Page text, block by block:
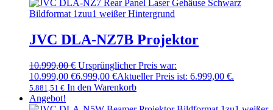
JVC DLA-NZ7B Projektor
10.999,00€ Ursprünglicher Preis war:
10.999,00 €6.999,00 €Aktueller Preis ist: 6.999,00 €.
5.881,51 € In den Warenkorb
Angebot!